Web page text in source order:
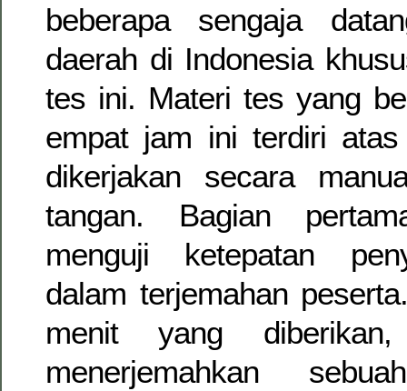
beberapa sengaja
daerah di Indonesia
tes ini. Materi tes yang
empat jam ini terdiri
dikerjakan secara
tangan. Bagian
menguji ketepatan
dalam terjemahan
menit yang
menerjemahkan